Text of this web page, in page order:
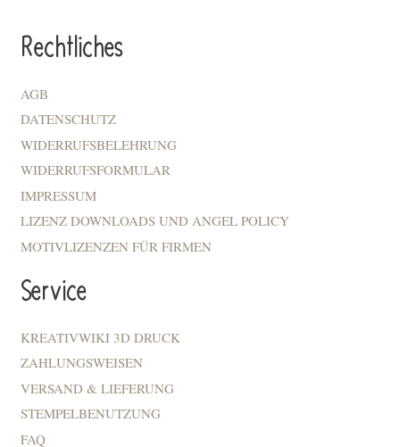
Rechtliches
AGB
DATENSCHUTZ
WIDERRUFSBELEHRUNG
WIDERRUFSFORMULAR
IMPRESSUM
LIZENZ DOWNLOADS UND ANGEL POLICY
MOTIVLIZENZEN FÜR FIRMEN
Service
KREATIVWIKI 3D DRUCK
ZAHLUNGSWEISEN
VERSAND & LIEFERUNG
STEMPELBENUTZUNG
FAQ